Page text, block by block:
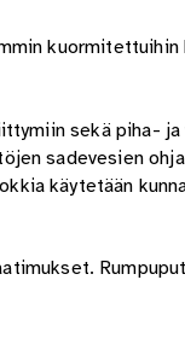
sekä piha- ja
sadevesien
käytetään